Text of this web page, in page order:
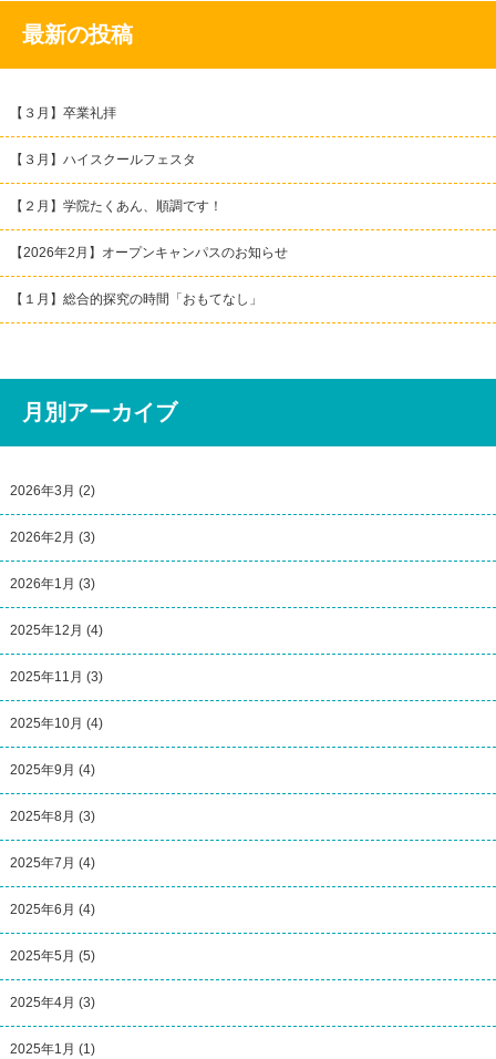
最新の投稿
【３月】卒業礼拝
【３月】ハイスクールフェスタ
【２月】学院たくあん、順調です！
【2026年2月】オープンキャンパスのお知らせ
【１月】総合的探究の時間「おもてなし」
月別アーカイブ
2026年3月 (2)
2026年2月 (3)
2026年1月 (3)
2025年12月 (4)
2025年11月 (3)
2025年10月 (4)
2025年9月 (4)
2025年8月 (3)
2025年7月 (4)
2025年6月 (4)
2025年5月 (5)
2025年4月 (3)
2025年1月 (1)